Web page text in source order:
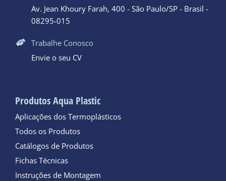
Av. Jean Khoury Farah, 400 - São Paulo/SP - Brasil -
08295-015
Trabalhe Conosco
Envie o seu CV
Produtos Aqua Plastic
Aplicações dos Termoplásticos
Todos os Produtos
Catálogos de Produtos
Fichas Técnicas
Instruções de Montagem